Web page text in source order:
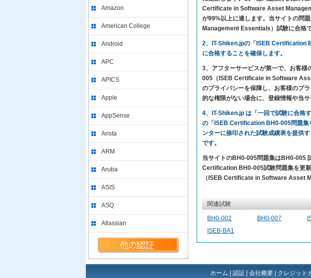
Amazon
American College
Android
APC
APICS
Apple
AppSense
Arista
ARM
Aruba
ASIS
ASQ
Atlassian
Certificate in Software Asset
が99%以上に達します。当サイトの
Management Essentials）試験に合格
2、IT-Shiken.jpの「ISEB Certification
に合格することを確保します。
3、アフターサービスが第一で、お客
005（ISEB Certificate in Software
のプライバシーを保障し、お客様のプ
的な権限がない場合に、登録情報や当
4、IT-Shiken.jp は「一回で試験に合格
の「ISEB Certification BH0-005問題集
ンターに捺印された試験成績表を提供
です。
当サイトのBH0-005問題集はBH0-005
Certification BH0-005試験問題集を更
（ISEB Certificate in Software Asset
関連試験
BH0-002 BH0-007
ISEB-BA1
ホーム 認証 会社概要 クレジット